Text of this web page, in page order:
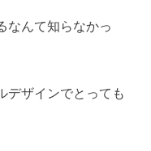
なんて知らなかっ
デザインでとっても